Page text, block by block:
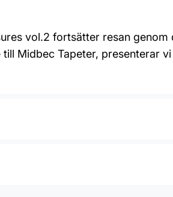
vol.2 fortsätter resan
Midbec Tapeter, presenterar